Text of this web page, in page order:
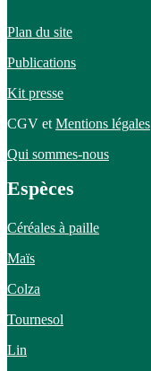
Plan du site
Publications
Kit presse
CGV et Mentions légales
Qui sommes-nous
Espèces
Céréales à paille
Maïs
Colza
Tournesol
Lin